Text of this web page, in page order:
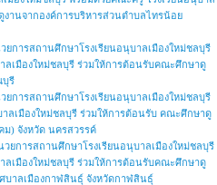
านจากองค์การบริหารส่วนตำบลไทรน้อย
การสถานศึกษาโรงเรียนอนุบาลเมืองใหม่ชลบุรี
ลเมืองใหม่ชลบุรี ร่วมให้การต้อนรับคณะศึกษาดู
บุรี
การสถานศึกษาโรงเรียนอนุบาลเมืองใหม่ชลบุรี
ลเมืองใหม่ชลบุรี ร่วมให้การต้อนรับ คณะศึกษาดู
ม) จังหวัด นครสวรรค์
ยการสถานศึกษาโรงเรียนอนุบาลเมืองใหม่ชลบุรี
ลเมืองใหม่ชลบุรี ร่วมให้การต้อนรับคณะศึกษาดู
บาลเมืองกาฬสินธุ์ จังหวัดกาฬสินธุ์